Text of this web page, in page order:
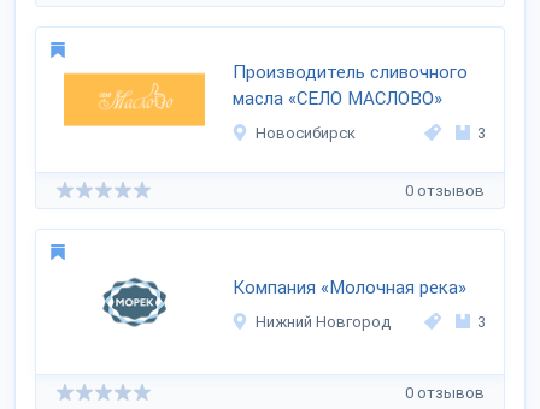
Производитель сливочного
масла «СЕЛО МАСЛОВО»
Новосибирск 3
0 отзывов
Компания «Молочная река»
Нижний Новгород 3
0 отзывов